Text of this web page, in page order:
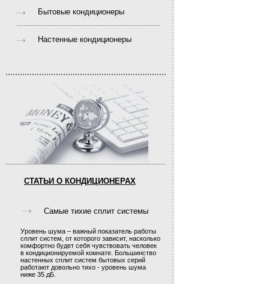
Бытовые кондиционеры
Настенные кондиционеры
СТАТЬИ О КОНДИЦИОНЕРАХ
Самые тихие сплит системы
Уровень шума – важный показатель работы
сплит систем, от которого зависит, насколько
комфортно будет себя чувствовать человек
в кондиционируемой комнате. Большинство
настенных сплит систем бытовых серий
работают довольно тихо - уровень шума
ниже 35 дБ.